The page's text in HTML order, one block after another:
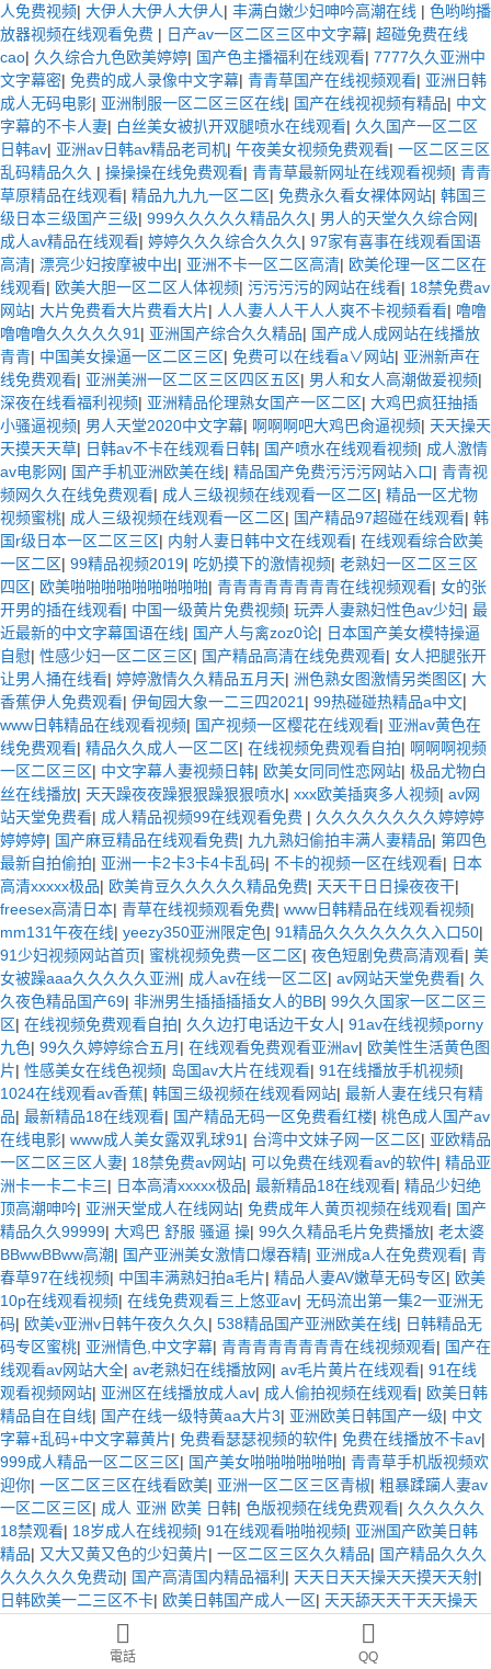
電話 QQ
人免费视频| 大伊人大伊人大伊人| 丰满白嫩少妇呻吟高潮在线 | 色哟哟播
放器视频在线观看免费 | 日产av一区二区三区中文字幕| 超碰免费在线
cao| 久久综合九色欧美婷婷| 国产色主播福利在线观看| 7777久久亚洲中
文字幕密| 免费的成人录像中文字幕| 青青草国产在线视频观看| 亚洲日韩
成人无码电影| 亚洲制服一区二区三区在线| 国产在线视视频有精品| 中文
字幕的不卡人妻| 白丝美女被扒开双腿喷水在线观看| 久久国产一区二区
日韩av| 亚洲av日韩av精品老司机| 午夜美女视频免费观看| 一区二区三区
乱码精品久久 | 操操操在线免费观看| 青青草最新网址在线观看视频| 青青
草原精品在线观看| 精品九九九一区二区| 免费永久看女裸体网站| 韩国三
级日本三级国产三级| 999久久久久久精品久久 | 男人的天堂久久综合网|
成人av精品在线观看| 婷婷久久久综合久久久 | 97家有喜事在线观看国语
高清| 漂亮少妇按摩被中出| 亚洲不卡一区二区高清| 欧美伦理一区二区在
线观看| 欧美大胆一区二区人体视频| 污污污污的网站在线看| 18禁免费av
网站| 大片免费看大片费看大片| 人人妻人人干人人爽不卡视频看看| 噜噜
噜噜噜久久久久久91 | 亚洲国产综合久久精品| 国产成人成网站在线播放
青青| 中国美女操逼一区二区三区| 免费可以在线看a∨网站| 亚洲新声在
线免费观看| 亚洲美洲一区二区三区四区五区| 男人和女人高潮做爰视频|
深夜在线看福利视频| 亚洲精品伦理熟女国产一区二区| 大鸡巴疯狂抽插
小骚逼视频| 男人天堂2020中文字幕| 啊啊啊吧大鸡巴肏逼视频| 天天操天
天摸天天草| 日韩av不卡在线观看日韩| 国产喷水在线观看视频| 成人激情
av电影网| 国产手机亚洲欧美在线| 精品国产免费污污污网站入口| 青青视
频网久久在线免费观看| 成人三级视频在线观看一区二区| 精品一区尤物
视频蜜桃| 成人三级视频在线观看一区二区| 国产精品97超碰在线观看| 韩
国r级日本一区二区三区| 内射人妻日韩中文在线观看| 在线观看综合欧美
一区二区| 99精品视频2019| 吃奶摸下的激情视频| 老熟妇一区二区三区
四区| 欧美啪啪啪啪啪啪啪啪啪| 青青青青青青青青在线视频观看| 女的张
开男的插在线观看| 中国一级黄片免费视频| 玩弄人妻熟妇性色av少妇| 最
近最新的中文字幕国语在线| 国产人与禽zoz0论| 日本国产美女模特操逼
自慰| 性感少妇一区二区三区| 国产精品高清在线免费观看| 女人把腿张开
让男人捅在线看| 婷婷激情久久精品五月天| 洲色熟女图激情另类图区| 大
香蕉伊人免费观看| 伊甸园大象一二三四2021 | 99热碰碰热精品a中文|
www日韩精品在线观看视频| 国产视频一区樱花在线观看| 亚洲av黄色在
线免费观看| 精品久久成人一区二区| 在线视频免费观看自拍| 啊啊啊视频
一区二区三区| 中文字幕人妻视频日韩| 欧美女同同性恋网站| 极品尤物白
丝在线播放| 天天躁夜夜躁狠狠躁狠狠喷水| xxx欧美插爽多人视频| av网
站天堂免费看| 成人精品视频99在线观看免费 | 久久久久久久久久婷婷婷
婷婷婷| 国产麻豆精品在线观看免费| 九九熟妇偷拍丰满人妻精品| 第四色
最新自拍偷拍| 亚洲一卡2卡3卡4卡乱码| 不卡的视频一区在线观看| 日本
高清xxxxx极品| 欧美肯豆久久久久久精品免费| 天天干日日操夜夜干|
freesex高清日本| 青草在线视频观看免费| www日韩精品在线观看视频|
mm131午夜在线| yeezy350亚洲限定色| 91精品久久久久久久久入口50|
91少妇视频网站首页| 蜜桃视频免费一区二区| 夜色短剧免费高清观看| 美
女被躁aaa久久久久久亚洲| 成人av在线一区二区| av网站天堂免费看| 久
久夜色精品国产69| 非洲男生插插插插女人的BB| 99久久国家一区二区三
区| 在线视频免费观看自拍| 久久边打电话边干女人| 91av在线视频porny
九色| 99久久婷婷综合五月 | 在线观看免费观看亚洲av| 欧美性生活黄色图
片| 性感美女在线色视频| 岛国av大片在线观看| 91在线播放手机视频|
1024在线观看av香蕉| 韩国三级视频在线观看网站| 最新人妻在线只有精
品| 最新精品18在线观看| 国产精品无码一区免费看红楼| 桃色成人国产av
在线电影| www成人美女露双乳球91 | 台湾中文妹子网一区二区| 亚欧精品
一区二区三区人妻| 18禁免费av网站| 可以免费在线观看av的软件| 精品亚
洲卡一卡二卡三| 日本高清xxxxx极品| 最新精品18在线观看| 精品少妇绝
顶高潮呻吟| 亚洲天堂成人在线网站| 免费成年人黄页视频在线观看| 国产
精品久久99999| 大鸡巴 舒服 骚逼 操| 99久久精品毛片免费播放| 老太婆
BBwwBBww高潮| 国产亚洲美女激情口爆吞精| 亚洲成a人在免费观看| 青
春草97在线视频| 中国丰满熟妇拍a毛片| 精品人妻AV嫩草无码专区| 欧美
10p在线观看视频| 在线免费观看三上悠亚av| 无码流出第一集2一亚洲无
码| 欧美v亚洲v日韩午夜久久久 | 538精品国产亚洲欧美在线| 日韩精品无
码专区蜜桃| 亚洲情色,中文字幕| 青青青青青青青青在线视频观看| 国产在
线观看av网站大全| av老熟妇在线播放网| av毛片黄片在线观看| 91在线
观看视频网站| 亚洲区在线播放成人av| 成人偷拍视频在线观看| 欧美日韩
精品自在自线| 国产在线一级特黄aa大片3| 亚洲欧美日韩国产一级| 中文
字幕+乱码+中文字幕黄片| 免费看瑟瑟视频的软件| 免费在线播放不卡av|
999成人精品一区二区三区| 国产美女啪啪啪啪啪啪| 青青草手机版视频欢
迎你| 一区二区三区在线看欧美| 亚洲一区二区三区青椒| 粗暴蹂躏人妻av
一区二区三区| 成人 亚洲 欧美 日韩| 色版视频在线免费观看| 久久久久久
18禁观看| 18岁成人在线视频| 91在线观看啪啪视频| 亚洲国产欧美日韩
精品| 又大又黄又色的少妇黄片| 一区二区三区久久精品| 国产精品久久久
久久久久久免费动| 国产高清国内精品福利 | 天天日天天操天天摸天天射|
日韩欧美一二三区不卡| 欧美日韩国产成人一区| 天天舔天天干天天操天
青青青青视频在线免费观看 h成人动漫在线播放|
日韩精品中文字幕欧美激情 天天日夜夜添天天爽|